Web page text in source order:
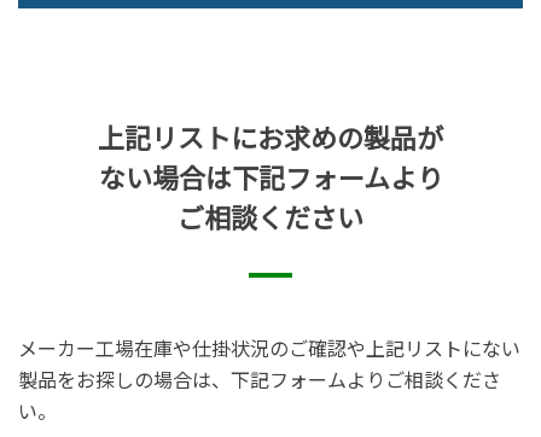
上記リストにお求めの製品が
ない場合は下記フォームより
ご相談ください
メーカー工場在庫や仕掛状況のご確認や上記リストにない
製品をお探しの場合は、下記フォームよりご相談くださ
い。